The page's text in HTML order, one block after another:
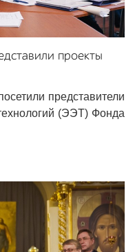
проекты
представители
(ЭЭТ) Фонда